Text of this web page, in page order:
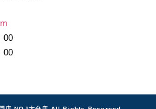
00
00